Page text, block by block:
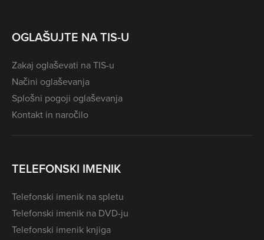
OGLAŠUJTE NA TIS-U
Zakaj oglaševati na TIS-u
Načini oglaševanja
Splošni pogoji oglaševanja
Kontakt in naročilo
TELEFONSKI IMENIK
Telefonski imenik na spletu
Telefonski imenik na DVD-ju
Telefonski imenik knjiga